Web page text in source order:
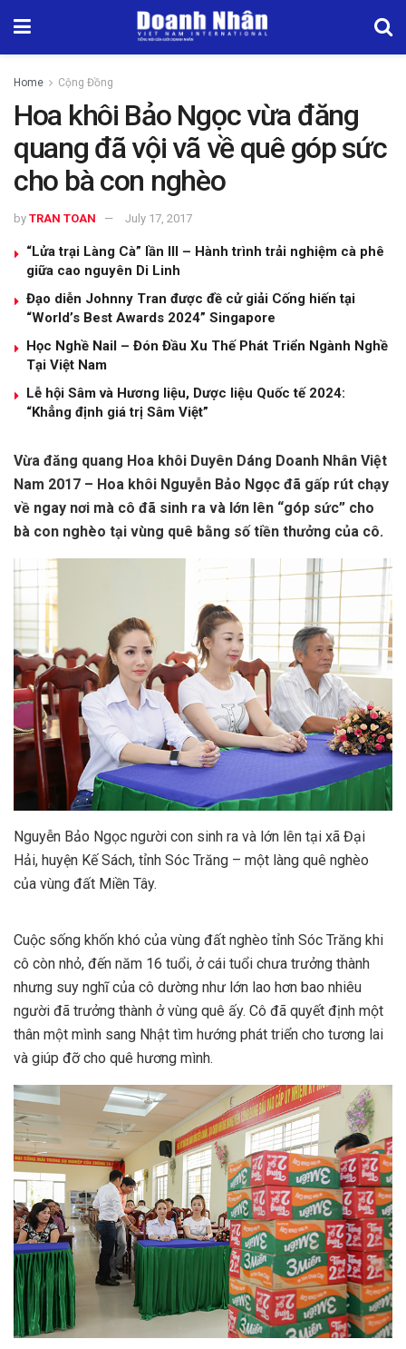
Home Cộng Đồng
Hoa khôi Bảo Ngọc vừa đăng
quang đã vội vã về quê góp sức
cho bà con nghèo
by TRAN TOAN July 17, 2017
“Lửa trại Làng Cà” lần III – Hành trình trải nghiệm cà phê
giữa cao nguyên Di Linh
Đạo diễn Johnny Tran được đề cử giải Cống hiến tại
“World’s Best Awards 2024” Singapore
Học Nghề Nail – Đón Đầu Xu Thế Phát Triển Ngành Nghề
Tại Việt Nam
Lễ hội Sâm và Hương liệu, Dược liệu Quốc tế 2024:
“Khẳng định giá trị Sâm Việt”
Vừa đăng quang Hoa khôi Duyên Dáng Doanh Nhân Việt
Nam 2017 – Hoa khôi Nguyễn Bảo Ngọc đã gấp rút chạy
về ngay nơi mà cô đã sinh ra và lớn lên “góp sức” cho
bà con nghèo tại vùng quê bằng số tiền thưởng của cô.
Nguyễn Bảo Ngọc người con sinh ra và lớn lên tại xã Đại
Hải, huyện Kế Sách, tỉnh Sóc Trăng – một làng quê nghèo
của vùng đất Miền Tây.
Cuộc sống khốn khó của vùng đất nghèo tỉnh Sóc Trăng khi
cô còn nhỏ, đến năm 16 tuổi, ở cái tuổi chưa trưởng thành
nhưng suy nghĩ của cô dường như lớn lao hơn bao nhiêu
người đã trưởng thành ở vùng quê ấy. Cô đã quyết định một
thân một mình sang Nhật tìm hướng phát triển cho tương lai
và giúp đỡ cho quê hương mình.